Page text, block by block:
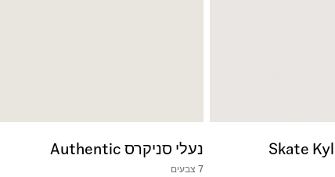
נעלי סניקרס Authentic
7 צבעים